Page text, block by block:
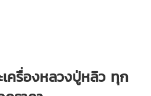
ครื่องหลวงปู่หลิว ทุก